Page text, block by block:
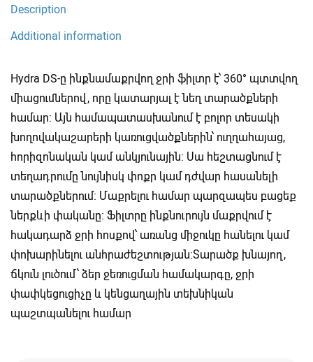
Description
Additional information
Hydra DS-ը ինքնամաքրվող ջրի ֆիլտր է՝ 360° պտտվող
միացումներով, որը կատարյալ է նեղ տարածքների
համար: Այն համապատասխանում է բոլոր տեսակի
խողովակաշարերի կառուցվածքներին՝ ուղղահայաց,
հորիզոնական կամ անկյունային: Սա հեշտացնում է
տեղադրումը նույնիսկ փոքր կամ դժվար հասանելի
տարածքներում: Մաքրելու համար պարզապես բացեք
ներքևի փականը: Ֆիլտրը ինքնուրույն մաքրվում է
հակադարձ ջրի հոսքով՝ առանց միջուկը հանելու կամ
փոխարինելու անհրաժեշտության:Տարածք խնայող,
ճկուն լուծում՝ ձեր ջեռուցման համակարգը, ջրի
փափկեցուցիչը և կենցաղային տեխնիկան
պաշտպանելու համար